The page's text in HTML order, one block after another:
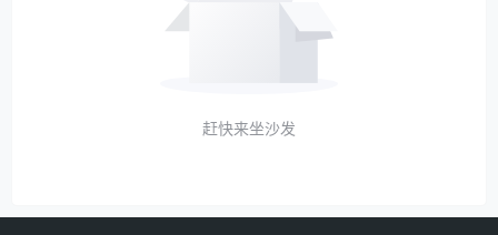
赶快来坐沙发